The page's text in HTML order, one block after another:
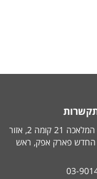
רחוב המלאכה 21 קומה 2, אזור
פארק אפק, ראש
03-